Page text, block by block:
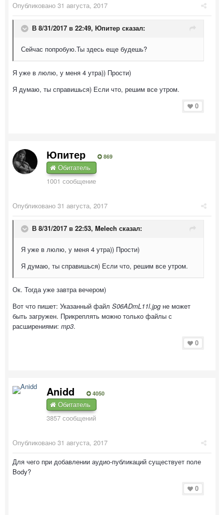
Опубликовано 31 августа, 2017
В 8/31/2017 в 22:49, Юпитер сказал:
Сейчас попробую.Ты здесь еще будешь?
Я уже в люлю, у меня 4 утра)) Прости)
Я думаю, ты справишься) Если что, решим все утром.
0
Юпитер 869
Обитатель
1001 сообщение
Опубликовано 31 августа, 2017
В 8/31/2017 в 22:53, Melech сказал:
Я уже в люлю, у меня 4 утра)) Прости)
Я думаю, ты справишься) Если что, решим все утром.
Ок. Тогда уже завтра вечером)
Вот что пишет: Указанный файл S06ADmL11l.jpg не может
быть загружен. Прикреплять можно только файлы с
расширениями: mp3.
0
Anidd 4050
Обитатель
3857 сообщений
Опубликовано 31 августа, 2017
Для чего при добавлении аудио-публикаций существует поле
Body?
0